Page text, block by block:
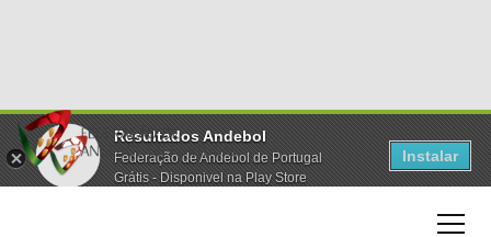
Resultados Andebol
Federação de Andebol de Portugal
Grátis - Disponivel na Play Store
Instalar